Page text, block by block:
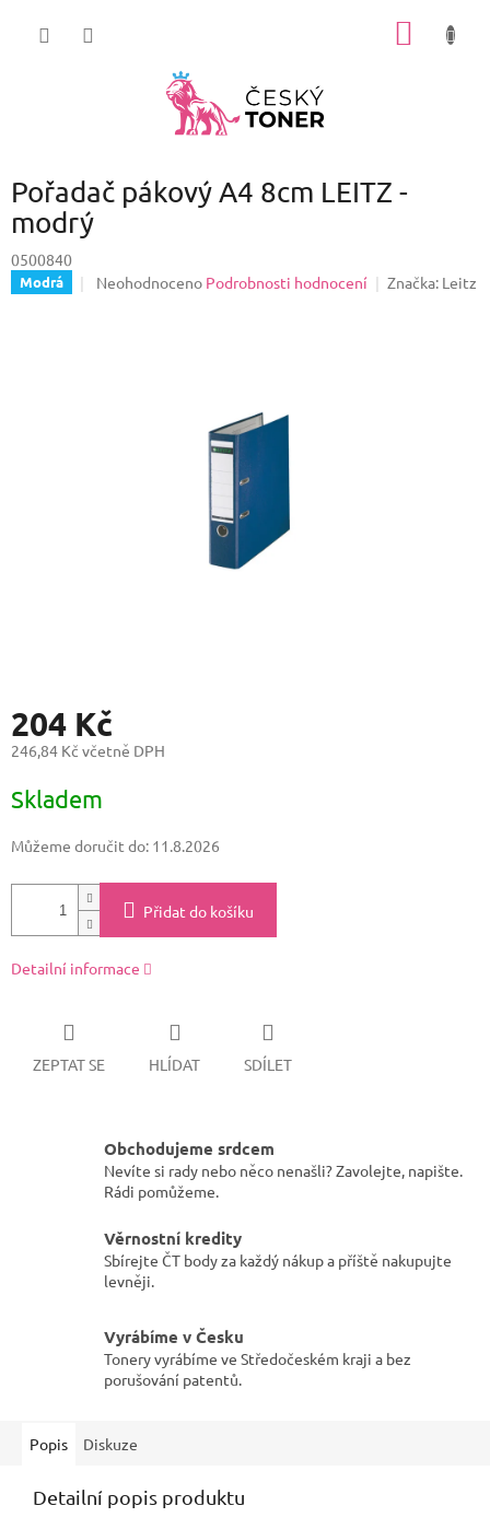
Pořadač pákový A4 8cm LEITZ -
modrý
0500840
Modrá
Průměrné
Neohodnoceno Podrobnosti hodnocení Značka: Leitz
204 Kč
246,84 Kč včetně DPH
cena:
Skladem
Můžeme doručit do: 11.8.2026
Přidat do košíku
Detailní informace
ZEPTAT SE HLÍDAT SDÍLET
Obchodujeme srdcem
Nevíte si rady nebo něco nenašli? Zavolejte, napište.
Rádi pomůžeme.
Věrnostní kredity
Sbírejte ČT body za každý nákup a příště nakupujte
levněji.
Vyrábíme v Česku
Tonery vyrábíme ve Středočeském kraji a bez
porušování patentů.
Popis Diskuze
Detailní popis produktu